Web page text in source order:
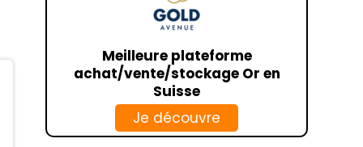
Meilleure plateforme
achat/vente/stockage Or en
Suisse
Je découvre